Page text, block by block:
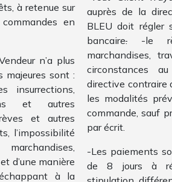
à retenue sur
en
n’a plus
majeures sont :
insurrections,
et autres
et autres
l’impossibilité
d’une manière
à la
auprès de la
BLEU doit régler
bancaire. -le
marchandises,
circonstances
directive contraire
les modalités
commande, sauf
par écrit.
-Les paiements
de 8 jours à